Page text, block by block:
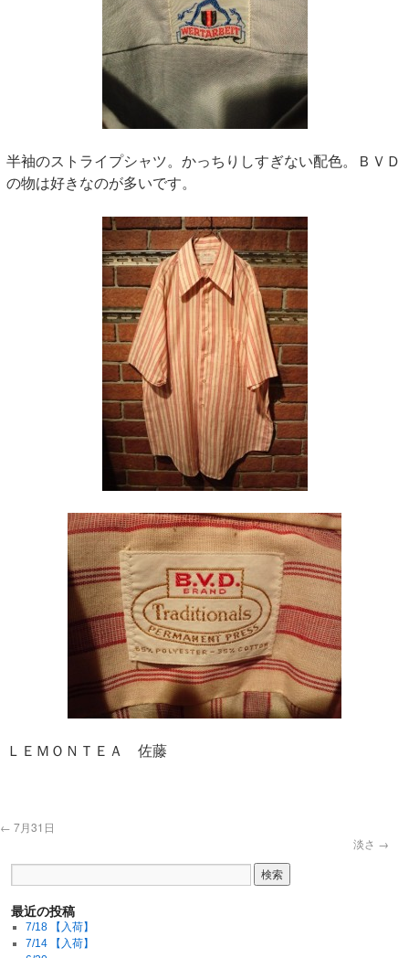
半袖のストライプシャツ。かっちりしすぎない配色。ＢＶＤ
の物は好きなのが多いです。
ＬＥＭＯＮＴＥＡ 佐藤
← 7月31日
淡さ →
最近の投稿
7/18 【入荷】
7/14 【入荷】